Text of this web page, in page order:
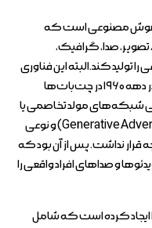
هوش مصنوعی است که
تصویر، صدا، گرافیک،
تولید کند.البته این فناوری
کاملاً جدید نیست. هوش مصنوعی مولد در دهه ۱۹۶۰ در چت‌بات‌ها
و پیش از معرفی شبکه‌های مولد تخاصمی یا
GAN که اختصار عبارت (Generative Adversarial Network) و نوعی
قرار نداشت. پس از آن بود که
و صداهای افراد واقعی را
ایجاد کرده است که شامل